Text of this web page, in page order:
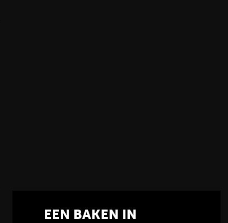
EEN BAKEN IN